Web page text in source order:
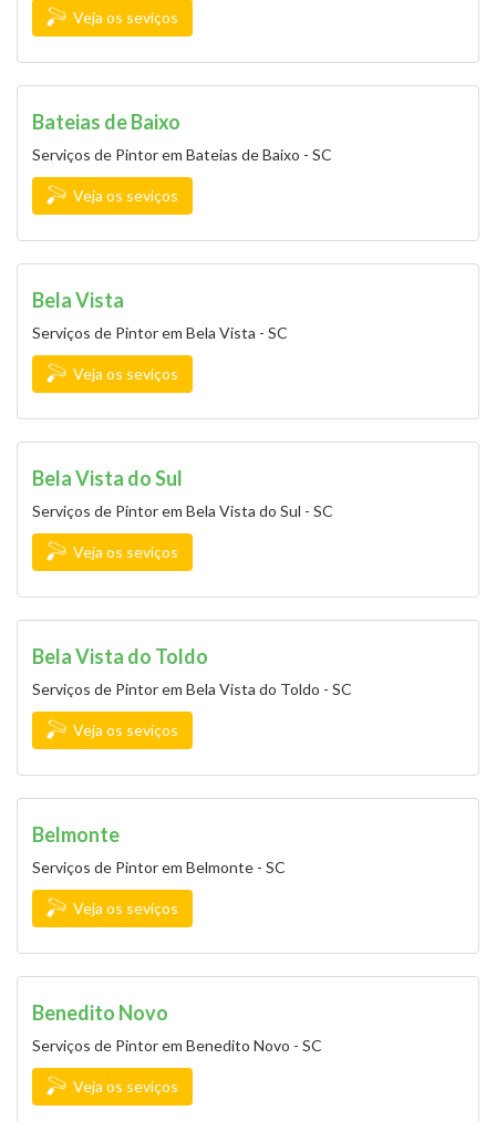
Veja os seviços
Bateias de Baixo
Serviços de Pintor em Bateias de Baixo - SC
Veja os seviços
Bela Vista
Serviços de Pintor em Bela Vista - SC
Veja os seviços
Bela Vista do Sul
Serviços de Pintor em Bela Vista do Sul - SC
Veja os seviços
Bela Vista do Toldo
Serviços de Pintor em Bela Vista do Toldo - SC
Veja os seviços
Belmonte
Serviços de Pintor em Belmonte - SC
Veja os seviços
Benedito Novo
Serviços de Pintor em Benedito Novo - SC
Veja os seviços